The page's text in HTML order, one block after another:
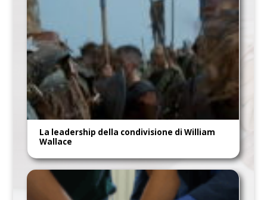
La leadership della condivisione di William
Wallace